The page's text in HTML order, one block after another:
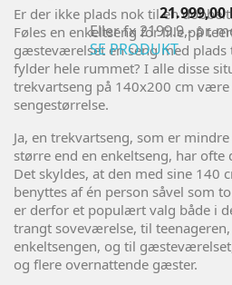
Pris
21.999,00
Eller fx 2199.9,- pr.
SE PRODUKT
Er der ikke plads nok til en
Føles en enkeltseng for lille på
gæsteværelset en seng med plads
fylder hele rummet? I alle disse
trekvartseng på 140x200 cm
sengestørrelse.
Ja, en trekvartseng, som er
større end en enkeltseng, har ofte
Det skyldes, at den med sine 140
benyttes af én person såvel som
er derfor et populært valg både i
trangt soveværelse, til
enkeltsengen, og til
og flere overnattende gæster.